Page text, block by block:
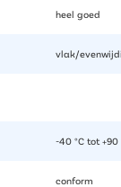
heel goed
vlak/
-40 °C tot +90
conform